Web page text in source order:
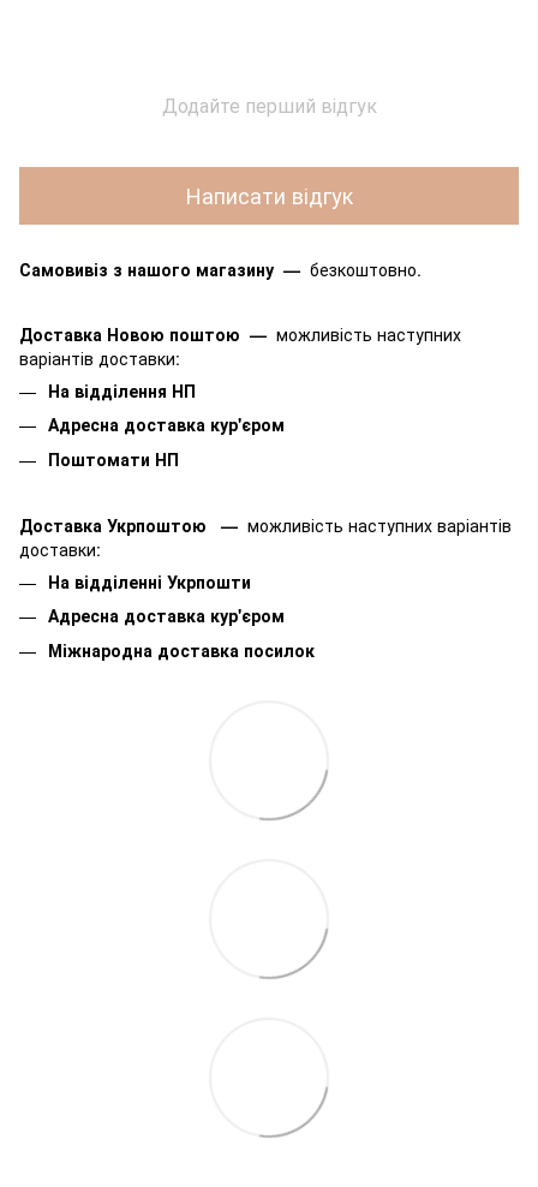
Додайте перший відгук
Написати відгук
Самовивіз з нашого магазину— безкоштовно.
Доставка Новою поштою — можливість наступних
варіантів доставки:
На відділення НП
Адресна доставка кур'єром
Поштомати НП
Доставка Укрпоштою— можливість наступних варіантів
доставки:
На відділенні Укрпошти
Адресна доставка кур'єром
Міжнародна доставка посилок